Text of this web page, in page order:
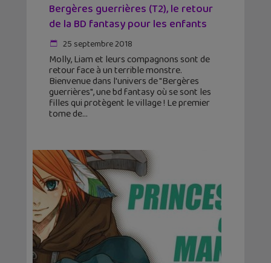
Bergères guerrières (T2), le retour
de la BD fantasy pour les enfants
25 septembre 2018
Molly, Liam et leurs compagnons sont de
retour face à un terrible monstre.
Bienvenue dans l'univers de "Bergères
guerrières", une bd fantasy où se sont les
filles qui protègent le village ! Le premier
tome de